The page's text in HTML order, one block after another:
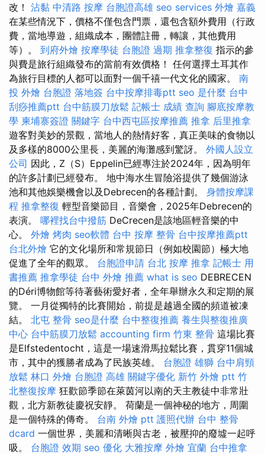
改！ 沾黏 中清路 按摩 台胞證高雄 seo services 外燴 嘉義
在某些情況下，價格不僅包含門票，還包含額外費用（行政
費，當地導遊，組織成本，團體註冊，轉讓，其他費用
等）。 到府外燴 按摩學徒 台胞證 過期 推拿整復 指示的參
與費是旅行組織發布的當前有效價格！ 任何選擇土耳其作
為旅行目標的人都可以面對一個千禧一代文化的國家。 南
投 外燴 台胞證 落地簽 台中按摩排毒ptt seo 是什麼 台中
刮痧推薦ptt 台中筋膜刀放鬆 記帳士 成績 查詢 腳底按摩教
學 柬埔寨簽證 關鍵字 台中西屯區按摩推薦 推拿 后里推拿
遊客對美妙的景觀，當地人的熱情好客，真正美味的食物以
及多樣的8000公里長，美麗的海灘感到驚訝。 外國人設立
公司 因此，Z（S）Eppelin已經專注於2024年，因為明年
的許多計劃已經發布。 地中海水生冒險浴提供了幾個游泳
池和其他娛樂機會以及Debrecen的各種計劃。 身體按摩課
程 推拿整復 輕型音樂節目，音樂會，2025年Debrecen的
表演。 哪裡找台中撥筋 DeCrecen是該地區輕音樂的中
心。 外燴 烤肉 seo軟體 台中 按摩 整骨 台中按摩推薦ptt
台北外燴 它的文化場所和常規節日（例如校園節）極大地
促進了全年的觀眾。 台胞證申請 台北 按摩 推拿 記帳士 用
書推薦 推拿學徒 台中 外燴 推薦 what is seo DEBRECEN
的Déri博物館等待著藝術愛好者，全年舉辦永久和定期的展
覽。 一月從獨特的比賽開始，前提是越過全國的頻道被凍
結。 北屯 整骨 seo是什麼 台中整復推薦 養生與整復推廣
中心 台中筋膜刀放鬆 accounting firm 竹東 整骨 這場比賽
是Elfstedentocht，這是一場速滑馬拉鬆比賽，貫穿11個城
市，其中的獲勝者成為了民族英雄。 台胞證 雄獅 台中肩頸
放鬆 林口 外燴 台胞證 高雄 關鍵字優化 新竹 外燴 ptt 竹
北整復按摩 狂歡節季節在萊茵河以南的天主教徒中非常壯
觀，北方新教徒慶祝安靜。 荷蘭是一個神秘的地方，周圍
是一個特殊的傳奇。 台南 外燴 ptt 護照代辦 台中 整骨
dcard 一個世界，美麗和清晰與古老，被壓抑的廢墟一起呼
吸。 台胞證 效期 seo 優化 大雅按摩 外燴 宜蘭 台中推拿